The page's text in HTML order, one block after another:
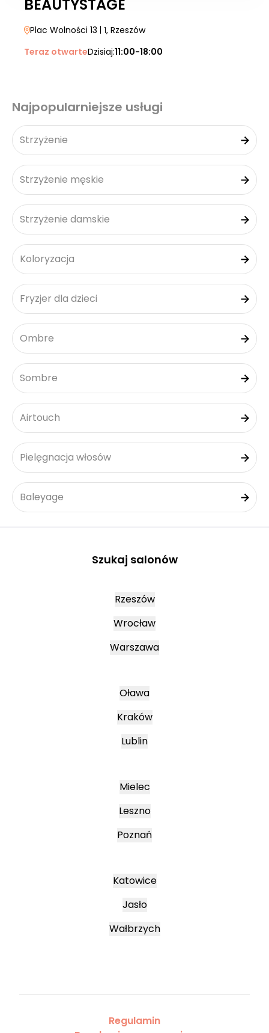
BEAUTYSTAGE
Plac Wolności 13 | 1, Rzeszów
Teraz otwarteDzisiaj:11:00-18:00
Najpopularniejsze usługi
Strzyżenie
Strzyżenie męskie
Strzyżenie damskie
Koloryzacja
Fryzjer dla dzieci
Ombre
Sombre
Airtouch
Pielęgnacja włosów
Baleyage
Szukaj salonów
Rzeszów
Wrocław
Warszawa
Oława
Kraków
Lublin
Mielec
Leszno
Poznań
Katowice
Jasło
Wałbrzych
Regulamin